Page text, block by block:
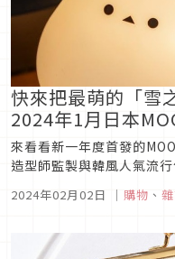
快來把最萌的「雪
2024年1月日本
來看看新一年度首發的
造型師監製與韓風人氣流
好，貓咪巧克力風彩妝盤
2024年02月02日 ｜ 購物 、